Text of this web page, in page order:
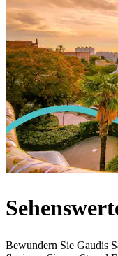
Bewundern Sie Gaudis